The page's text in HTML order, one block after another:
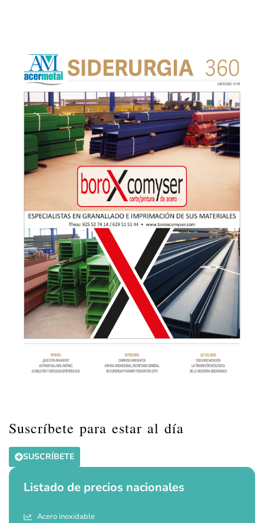
Suscríbete para estar al día
SUSCRÍBETE
Listado de precios nacionales
Acero inoxidable